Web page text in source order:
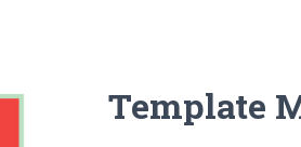
Template